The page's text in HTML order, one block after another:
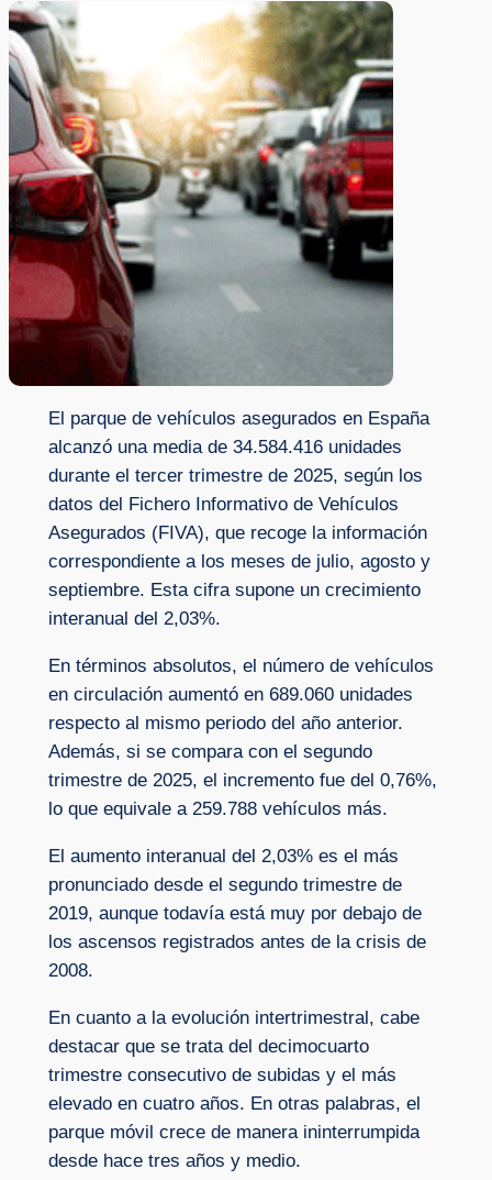
El parque de vehículos asegurados en España
alcanzó una media de 34.584.416 unidades
durante el tercer trimestre de 2025, según los
datos del Fichero Informativo de Vehículos
Asegurados (FIVA), que recoge la información
correspondiente a los meses de julio, agosto y
septiembre. Esta cifra supone un crecimiento
interanual del 2,03%.
En términos absolutos, el número de vehículos
en circulación aumentó en 689.060 unidades
respecto al mismo periodo del año anterior.
Además, si se compara con el segundo
trimestre de 2025, el incremento fue del 0,76%,
lo que equivale a 259.788 vehículos más.
El aumento interanual del 2,03% es el más
pronunciado desde el segundo trimestre de
2019, aunque todavía está muy por debajo de
los ascensos registrados antes de la crisis de
2008.
En cuanto a la evolución intertrimestral, cabe
destacar que se trata del decimocuarto
trimestre consecutivo de subidas y el más
elevado en cuatro años. En otras palabras, el
parque móvil crece de manera ininterrumpida
desde hace tres años y medio.